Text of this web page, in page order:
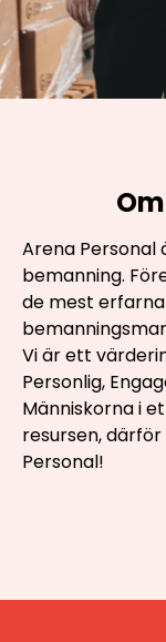
Arena
bemanning.
de mest
Vi är ett
Personlig,
Människorna i
resursen,
Personal!